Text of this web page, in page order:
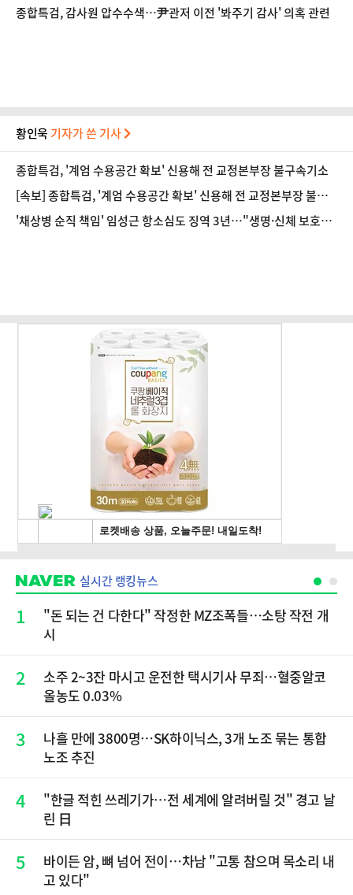
종합특검, 감사원 압수수색…尹관저 이전 '봐주기 감사' 의혹 관련
황인욱 기자가 쓴 기사
종합특검, '계엄 수용공간 확보' 신용해 전 교정본부장 불구속기소
[속보] 종합특검, '계엄 수용공간 확보' 신용해 전 교정본부장 불구
속기소
'채상병 순직 책임' 임성근 항소심도 징역 3년…"생명·신체 보호
실시간 랭킹뉴스
1
"돈 되는 건 다한다" 작정한 MZ조폭들…소탕 작전 개
시
2
소주 2~3잔 마시고 운전한 택시기사 무죄…혈중알코
올농도 0.03%
3
나흘 만에 3800명…SK하이닉스, 3개 노조 묶는 통합
노조 추진
4
"한글 적힌 쓰레기가…전 세계에 알려버릴 것" 경고 날
린 日
5
바이든 암, 뼈 넘어 전이…차남 "고통 참으며 목소리 내
고 있다"